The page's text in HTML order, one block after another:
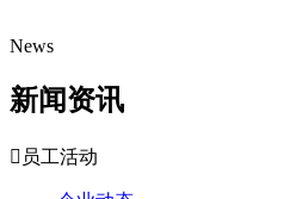
News
新闻资讯
 员工活动